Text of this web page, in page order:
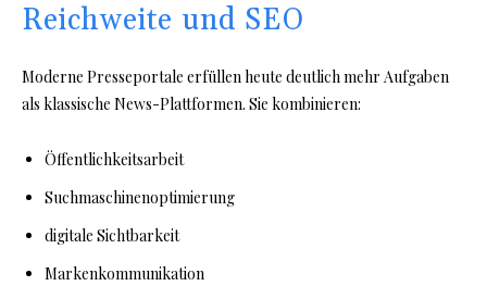
Reichweite und SEO
Moderne Presseportale erfüllen heute deutlich mehr Aufgaben
als klassische News-Plattformen. Sie kombinieren:
Öffentlichkeitsarbeit
Suchmaschinenoptimierung
digitale Sichtbarkeit
Markenkommunikation